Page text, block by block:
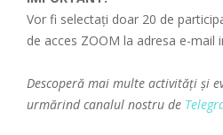
Vor fi selectați doar 20 de
de acces ZOOM la adresa e-mail
Descoperă mai multe activități și
urmărind canalul nostru de